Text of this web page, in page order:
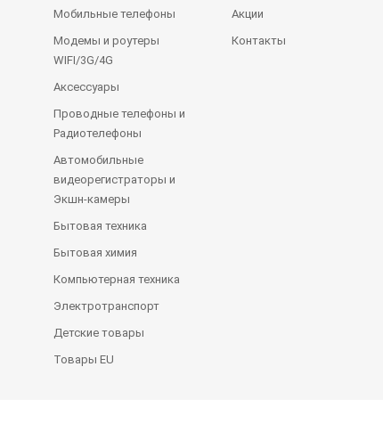
Мобильные телефоны
Модемы и роутеры
WIFI/3G/4G
Аксессуары
Проводные телефоны и
Радиотелефоны
Автомобильные
видеорегистраторы и
Экшн-камеры
Бытовая техника
Бытовая химия
Компьютерная техника
Электротранспорт
Детские товары
Товары EU
Акции
Контакты